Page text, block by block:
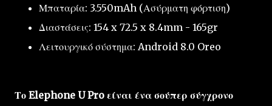
Μπαταρία: 3.550mAh (Ασύρματη φόρτιση)
Διαστάσεις: 154 x 72.5 x 8.4mm - 165gr
Λειτουργικό σύστημα: Android 8.0 Oreo
Το Elephone U Pro είναι ένα σούπερ σύγχρονο